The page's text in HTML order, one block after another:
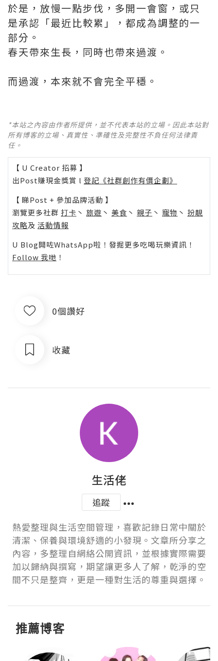
於是，放慢一點步伐，多開一會窗，或只
是承認「最近比較累」，都成為調整的一
部分。
春天帶來生長，同時也帶來過渡。
而過渡，本來就不會完全平穩。
*本站之內容由作者所提供，並不代表本站的立場。因此本站對
所有博客的立場、真實性、準確性及完整性不負任何法律責
任。
【 U Creator 招募 】
出Post賺現金獎賞 l 登記《社群創作有價企劃》
【 睇Post + 參加品牌活動 】
瀏覽更多社群 打卡 丶 旅遊 丶 美食 丶 親子 丶 寵物 丶 扮靚
攻略及 活動情報
U Blog開咗WhatsApp啦！發掘更多吃喝玩樂資訊！
Follow 我哋 ！
0個讚好
收藏
生活佬
追蹤
熱愛整理與生活空間管理，喜歡記錄日常中關於
清潔、保養與環境舒適的小發現。文章所分享之
內容，多整理自網絡公開資訊，並根據實際需要
加以歸納與撰寫，期望讓更多人了解，乾淨的空
間不只是整齊，更是一種對生活的尊重與選擇。
推薦博客